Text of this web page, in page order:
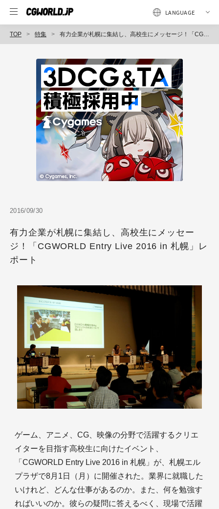
TOP 特集 有力企業が札幌に集結し、高校生にメッセージ！「CGWORLD Entry Live 2016 in 札幌」レポート
2016/09/30
有力企業が札幌に集結し、高校生にメッセー
ジ！「CGWORLD Entry Live 2016 in 札幌」レ
ポート
ゲーム、アニメ、CG、映像の分野で活躍するクリエ
イターを目指す高校生に向けたイベント、
「CGWORLD Entry Live 2016 in 札幌」が、札幌エル
プラザで8月1日（月）に開催された。業界に就職した
いけれど、どんな仕事があるのか。また、何を勉強す
ればいいのか。彼らの疑問に答えるべく、現場で活躍